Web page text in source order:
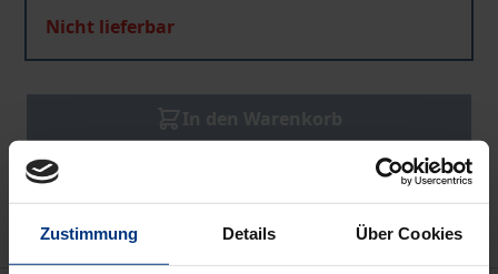
Zustimmung Details Über Cookies
Nicht lieferbar
Zur Wunschliste hinzufügen
Hinweise zu Versandkosten